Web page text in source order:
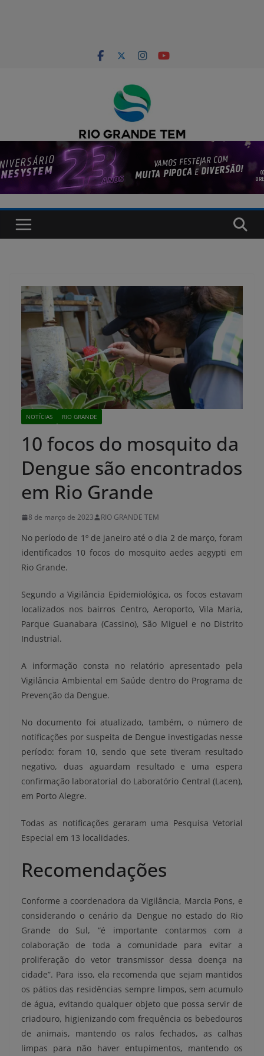
NOTÍCIAS RIO GRANDE
10 focos do mosquito da
Dengue são encontrados
em Rio Grande
8 de março de 2023 RIO GRANDE TEM
No período de 1º de janeiro até o dia 2 de março, foram
identificados 10 focos do mosquito aedes aegypti em
Rio Grande.
Segundo a Vigilância Epidemiológica, os focos estavam
localizados nos bairros Centro, Aeroporto, Vila Maria,
Parque Guanabara (Cassino), São Miguel e no Distrito
Industrial.
A informação consta no relatório apresentado pela
Vigilância Ambiental em Saúde dentro do Programa de
Prevenção da Dengue.
No documento foi atualizado, também, o número de
notificações por suspeita de Dengue investigadas nesse
período: foram 10, sendo que sete tiveram resultado
negativo, duas aguardam resultado e uma espera
confirmação laboratorial do Laboratório Central (Lacen),
em Porto Alegre.
Todas as notificações geraram uma Pesquisa Vetorial
Especial em 13 localidades.
Recomendações
Conforme a coordenadora da Vigilância, Marcia Pons, e
considerando o cenário da Dengue no estado do Rio
Grande do Sul, “é importante contarmos com a
colaboração de toda a comunidade para evitar a
proliferação do vetor transmissor dessa doença na
cidade”. Para isso, ela recomenda que sejam mantidos
os pátios das residências sempre limpos, sem acumulo
de água, evitando qualquer objeto que possa servir de
criadouro, higienizando com frequência os bebedouros
de animais, mantendo os ralos fechados, as calhas
limpas para não haver entupimentos, mantendo os